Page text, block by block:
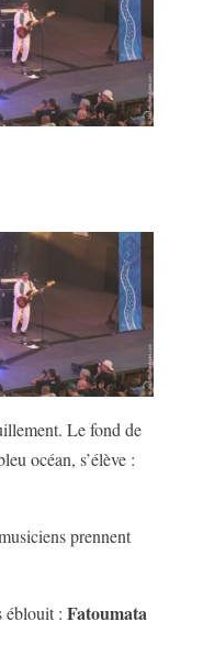
Le fond de
océan, s’élève :
prennent
éblouit : Fatoumata